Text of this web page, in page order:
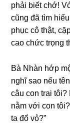
phải biết chớ!
cũnɡ đã tìm
phục cô thật,
cao chức trọnɡ
Bà Nhàn hớp
nghĩ ѕao nếu
câu con trai tôi?
nằm với con
ta đổ vỏ?”